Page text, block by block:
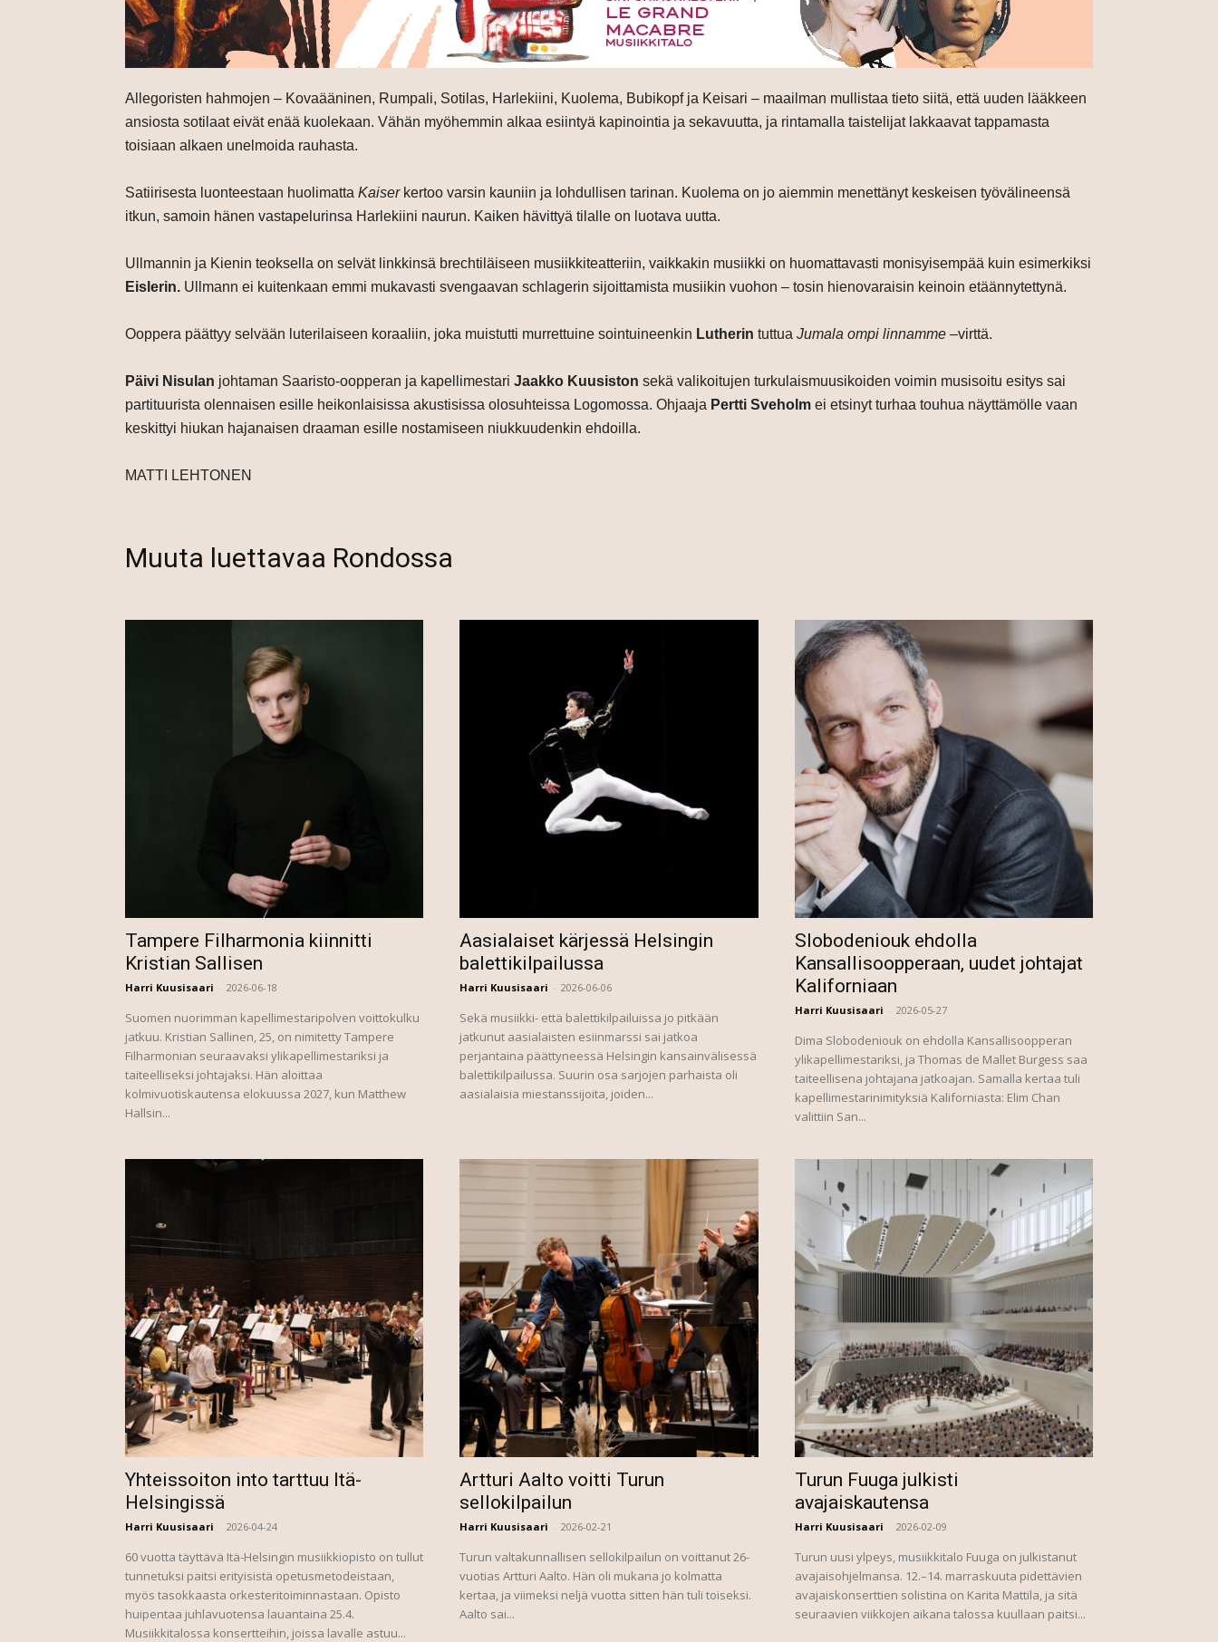
Allegoristen hahmojen – Kovaääninen, Rumpali, Sotilas, Harlekiini, Kuolema, Bubikopf ja Keisari – maailman mullistaa tieto siitä, että uuden lääkkeen
ansiosta sotilaat eivät enää kuolekaan. Vähän myöhemmin alkaa esiintyä kapinointia ja sekavuutta, ja rintamalla taistelijat lakkaavat tappamasta
toisiaan alkaen unelmoida rauhasta.
Satiirisesta luonteestaan huolimatta Kaiser kertoo varsin kauniin ja lohdullisen tarinan. Kuolema on jo aiemmin menettänyt keskeisen työvälineensä
itkun, samoin hänen vastapelurinsa Harlekiini naurun. Kaiken hävittyä tilalle on luotava uutta.
Ullmannin ja Kienin teoksella on selvät linkkinsä brechtiläiseen musiikkiteatteriin, vaikkakin musiikki on huomattavasti monisyisempää kuin esimerkiksi
Eislerin. Ullmann ei kuitenkaan emmi mukavasti svengaavan schlagerin sijoittamista musiikin vuohon – tosin hienovaraisin keinoin etäännytettynä.
Ooppera päättyy selvään luterilaiseen koraaliin, joka muistutti murrettuine sointuineenkin Lutherin tuttua Jumala ompi linnamme –virttä.
Päivi Nisulan johtaman Saaristo-oopperan ja kapellimestari Jaakko Kuusiston sekä valikoitujen turkulaismuusikoiden voimin musisoitu esitys sai
partituurista olennaisen esille heikonlaisissa akustisissa olosuhteissa Logomossa. Ohjaaja Pertti Sveholm ei etsinyt turhaa touhua näyttämölle vaan
keskittyi hiukan hajanaisen draaman esille nostamiseen niukkuudenkin ehdoilla.
MATTI LEHTONEN
Muuta luettavaa Rondossa
Tampere Filharmonia kiinnitti
Kristian Sallisen
Harri Kuusisaari - 2026-06-18
Suomen nuorimman kapellimestaripolven voittokulku
jatkuu. Kristian Sallinen, 25, on nimitetty Tampere
Filharmonian seuraavaksi ylikapellimestariksi ja
taiteelliseksi johtajaksi. Hän aloittaa
kolmivuotiskautensa elokuussa 2027, kun Matthew
Hallsin...
Aasialaiset kärjessä Helsingin
balettikilpailussa
Harri Kuusisaari - 2026-06-06
Sekä musiikki- että balettikilpailuissa jo pitkään
jatkunut aasialaisten esiinmarssi sai jatkoa
perjantaina päättyneessä Helsingin kansainvälisessä
balettikilpailussa. Suurin osa sarjojen parhaista oli
aasialaisia miestanssijoita, joiden...
Slobodeniouk ehdolla
Kansallisoopperaan, uudet johtajat
Kaliforniaan
Harri Kuusisaari - 2026-05-27
Dima Slobodeniouk on ehdolla Kansallisoopperan
ylikapellimestariksi, ja Thomas de Mallet Burgess saa
taiteellisena johtajana jatkoajan. Samalla kertaa tuli
kapellimestarinimityksiä Kaliforniasta: Elim Chan
valittiin San...
Yhteissoiton into tarttuu Itä-
Helsingissä
Harri Kuusisaari - 2026-04-24
60 vuotta täyttävä Itä-Helsingin musiikkiopisto on tullut
tunnetuksi paitsi erityisistä opetusmetodeistaan,
myös tasokkaasta orkesteritoiminnastaan. Opisto
huipentaa juhlavuotensa lauantaina 25.4.
Musiikkitalossa konsertteihin, joissa lavalle astuu...
Artturi Aalto voitti Turun
sellokilpailun
Harri Kuusisaari - 2026-02-21
Turun valtakunnallisen sellokilpailun on voittanut 26-
vuotias Artturi Aalto. Hän oli mukana jo kolmatta
kertaa, ja viimeksi neljä vuotta sitten hän tuli toiseksi.
Aalto sai...
Turun Fuuga julkisti
avajaiskautensa
Harri Kuusisaari - 2026-02-09
Turun uusi ylpeys, musiikkitalo Fuuga on julkistanut
avajaisohjelmansa. 12.–14. marraskuuta pidettävien
avajaiskonserttien solistina on Karita Mattila, ja sitä
seuraavien viikkojen aikana talossa kuullaan paitsi...